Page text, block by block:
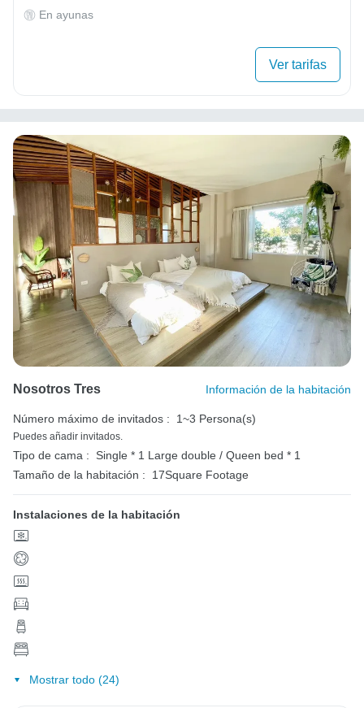
En ayunas
Ver tarifas
Nosotros Tres Información de la habitación
Número máximo de invitados : 1~3 Persona(s)
Puedes añadir invitados.
Tipo de cama : Single * 1 Large double / Queen bed * 1
Tamaño de la habitación :
17Square Footage
Instalaciones de la habitación
Mostrar todo (24)